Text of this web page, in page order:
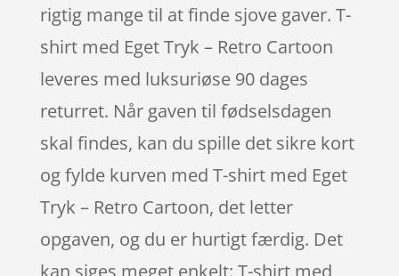
rigtig mange til at finde sjove gaver. T-
shirt med Eget Tryk – Retro Cartoon
leveres med luksuriøse 90 dages
returret. Når gaven til fødselsdagen
skal findes, kan du spille det sikre kort
og fylde kurven med T-shirt med Eget
Tryk – Retro Cartoon, det letter
opgaven, og du er hurtigt færdig. Det
kan siges meget enkelt: T-shirt med